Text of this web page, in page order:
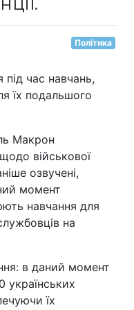
Політика
час навчань,
їх подальшого
Макрон
військової
озвучені,
момент
навчання для
на
в даний момент
українських
їх